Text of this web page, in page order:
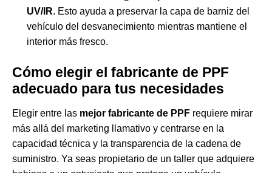
UV/IR. Esto ayuda a preservar la capa de barniz del
vehículo del desvanecimiento mientras mantiene el
interior más fresco.
Cómo elegir el fabricante de PPF
adecuado para tus necesidades
Elegir entre las mejor fabricante de PPF requiere mirar
más allá del marketing llamativo y centrarse en la
capacidad técnica y la transparencia de la cadena de
suministro. Ya seas propietario de un taller que adquiere